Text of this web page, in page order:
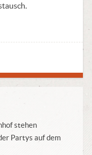
stehen
Partys auf dem